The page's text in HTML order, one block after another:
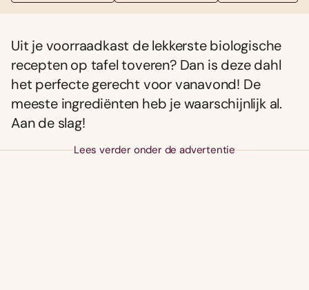
Uit je voorraadkast de lekkerste biologische
recepten op tafel toveren? Dan is deze dahl
het perfecte gerecht voor vanavond! De
meeste ingrediënten heb je waarschijnlijk al.
Aan de slag!
Lees verder onder de advertentie